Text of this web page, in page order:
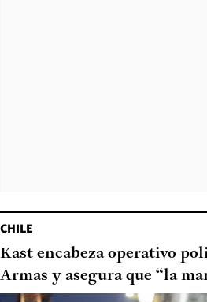
CHILE
Kast encabeza operativo
Armas y asegura que “la